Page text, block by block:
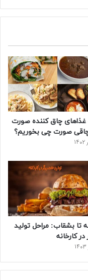
و
ی
و
ب
ر
پ
ر
س
چاق کننده صورت
چاقی صورت چی بخوریم؟
تا بشقاب: مراحل تولید
در کارخانه